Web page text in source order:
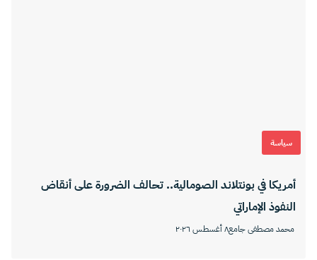
سياسة
أمريكا في بونتلاند الصومالية.. تحالف الضرورة على أنقاض
النفوذ الإماراتي
محمد مصطفى جامع٨ أغسطس ٢٠٢٦